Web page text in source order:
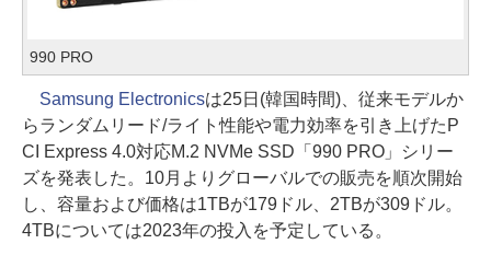
990 PRO
Samsung Electronicsは25日(韓国時間)、従来モデルか
らランダムリード/ライト性能や電力効率を引き上げたP
CI Express 4.0対応M.2 NVMe SSD「990 PRO」シリー
ズを発表した。10月よりグローバルでの販売を順次開始
し、容量および価格は1TBが179ドル、2TBが309ドル。
4TBについては2023年の投入を予定している。